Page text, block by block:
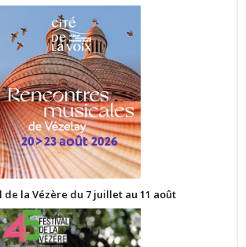
de la Vézère du 7 juillet au 11 août